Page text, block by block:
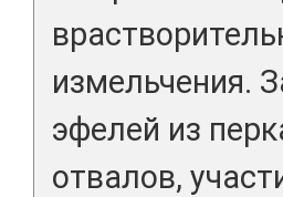
измельчения.
эфелей из
отвалов,